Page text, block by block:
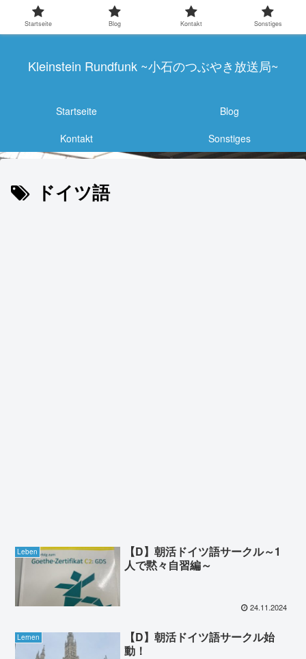
Kleinstein Rundfunk ~小石のつぶやき放送局~
Startseite
Blog
Kontakt
Sonstiges
ドイツ語
Leben
【D】朝活ドイツ語サークル～1
人で黙々自習編～
24.11.2024
Lernen
【D】朝活ドイツ語サークル始
動！
Startseite Blog Kontakt Sonstiges